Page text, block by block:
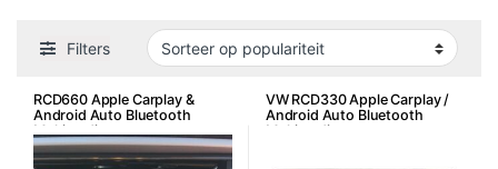
Filters
RCD660 Apple Carplay &
Android Auto Bluetooth
Multimedia
VW RCD330 Apple Carplay /
Android Auto Bluetooth
Multimedia